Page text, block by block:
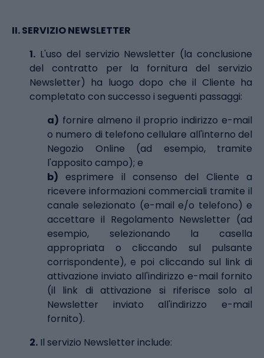
II.SERVIZIO NEWSLETTER
1. L'uso del servizio Newsletter (la conclusione
del contratto per la fornitura del servizio
Newsletter) ha luogo dopo che il Cliente ha
completato con successo i seguenti passaggi:
a) fornire almeno il proprio indirizzo e-mail
o numero di telefono cellulare all'interno del
Negozio Online (ad esempio, tramite
l'apposito campo); e
b) esprimere il consenso del Cliente a
ricevere informazioni commerciali tramite il
canale selezionato (e-mail e/o telefono) e
accettare il Regolamento Newsletter (ad
esempio, selezionando la casella
appropriata o cliccando sul pulsante
corrispondente), e poi cliccando sul link di
attivazione inviato all'indirizzo e-mail fornito
(il link di attivazione si riferisce solo al
Newsletter inviato all'indirizzo e-mail
fornito).
2. Il servizio Newsletter include: